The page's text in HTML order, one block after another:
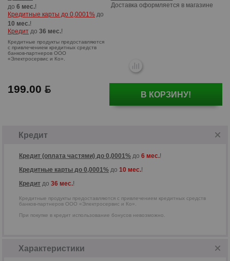
до 6 мес.!
Кредитные карты до 0,0001% до
10 мес.!
Кредит до 36 мес.!
«Электросервис и Ко».
Доставка оформляется в магазине
199.00 В КОРЗИНУ!
Кредит
Кредит (оплата частями) до 0,0001% до 6 мес.!
Кредитные карты до 0,0001% до 10 мес.!
Кредит до 36 мес.!
Кредитные продукты предоставляются с привлечением кредитных средств
банков-партнеров ООО «Электросервис и Ко».
При покупке в кредит использование бонусов невозможно.
Характеристики